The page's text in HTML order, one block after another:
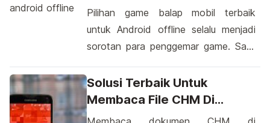
berhasil mencuri hati para pemain.
Mereka membawa sensasi
petualangan maritim langsung ke ujung
game Android […]
Dan Keasyikan Di
Genggaman Anda
Pilihan game balap mobil terbaik
untuk Android offline selalu menjadi
sorotan para penggemar game. Saat
adrenalina di jalur balap, tidak ada
yang lebih memuaskan daripada
Solusi Terbaik Untuk
Membaca File CHM Di
Android